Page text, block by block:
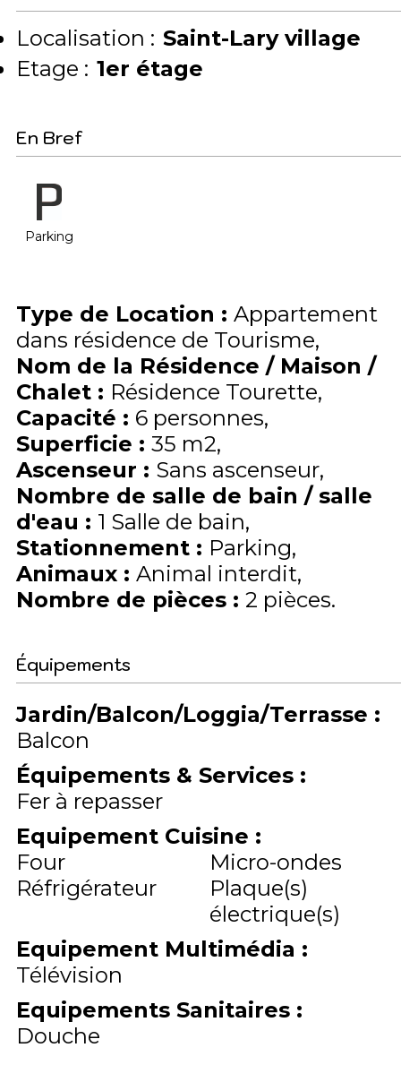
Localisation : Saint-Lary village
Etage : 1er étage
En Bref
Parking
Type de Location : Appartement
dans résidence de Tourisme
Nom de la Résidence / Maison /
Chalet : Résidence Tourette
Capacité : 6 personnes
Superficie : 35 m2
Ascenseur : Sans ascenseur
Nombre de salle de bain / salle
d'eau : 1 Salle de bain
Stationnement : Parking
Animaux : Animal interdit
Nombre de pièces : 2 pièces
Équipements
Jardin/Balcon/Loggia/Terrasse :
Balcon
Équipements & Services :
Fer à repasser
Equipement Cuisine :
Four
Micro-ondes
Réfrigérateur
Plaque(s)
électrique(s)
Equipement Multimédia :
Télévision
Equipements Sanitaires :
Douche